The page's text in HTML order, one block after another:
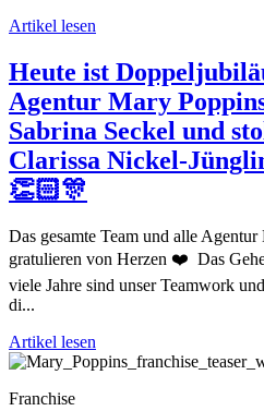
Artikel lesen
Heute ist
Agentur Mary
Sabrina Seckel und
Clarissa Nickel-
👏🏻🎊
Das gesamte Team und alle
gratulieren von Herzen ❤️ Das
viele Jahre sind unser Teamwork
di...
Artikel lesen
Franchise